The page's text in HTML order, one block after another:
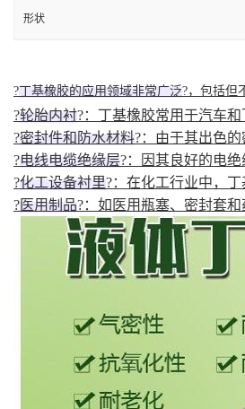
形状
?丁基橡胶的应用领域非常广泛?，包括但
?轮胎内衬?：丁基橡胶常用于汽车
?密封件和防水材料?：由于其出色
?电线电缆绝缘层?：因其良好的电
?化工设备衬里?：在化工行业中，
?医用制品?：如医用瓶塞、密封套和